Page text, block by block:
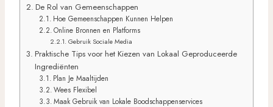
De Rol van Gemeenschappen
Hoe Gemeenschappen Kunnen Helpen
Online Bronnen en Platforms
Gebruik Sociale Media
Praktische Tips voor het Kiezen van Lokaal Geproduceerde
Ingrediënten
Plan Je Maaltijden
Wees Flexibel
Maak Gebruik van Lokale Boodschappenservices